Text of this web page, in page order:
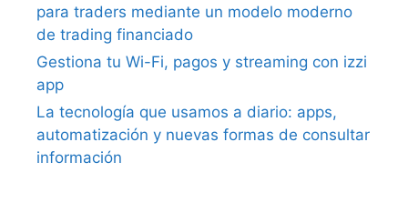
para traders mediante un modelo moderno
de trading financiado
Gestiona tu Wi-Fi, pagos y streaming con izzi
app
La tecnología que usamos a diario: apps,
automatización y nuevas formas de consultar
información